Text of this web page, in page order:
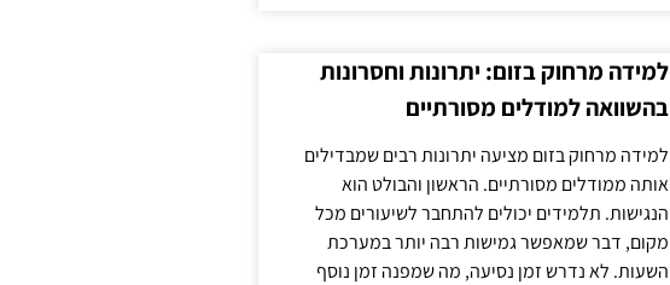
למידה מרחוק בזום: יתרונות וחסרונות
בהשוואה למודלים מסורתיים
למידה מרחוק בזום מציעה יתרונות רבים שמבדילים
אותה ממודלים מסורתיים. הראשון והבולט הוא
הנגישות. תלמידים יכולים להתחבר לשיעורים מכל
מקום, דבר שמאפשר גמישות רבה יותר במערכת
השעות. לא נדרש זמן נסיעה, מה שמפנה זמן נוסף